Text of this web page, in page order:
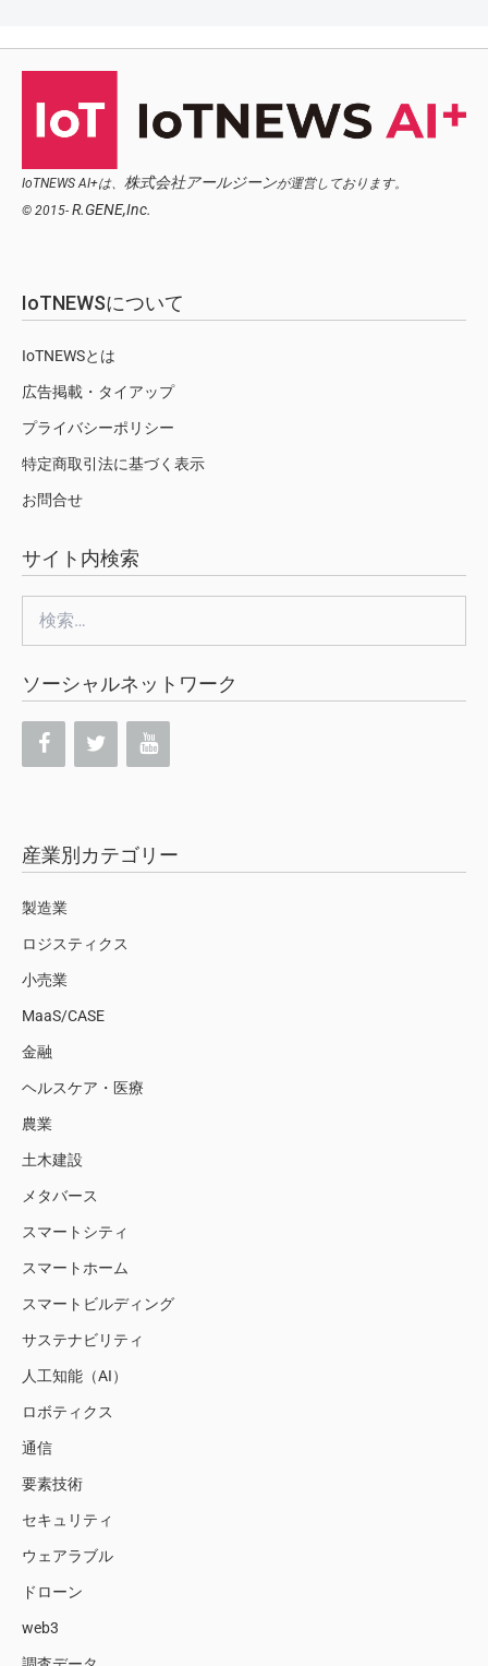
IoTNEWS AI+は、 株式会社アールジーンが運営しております。
© 2015- R.GENE,Inc.
IoTNEWSについて
IoTNEWSとは
広告掲載・タイアップ
プライバシーポリシー
特定商取引法に基づく表示
お問合せ
サイト内検索
索:
ソーシャルネットワーク
産業別カテゴリー
製造業
ロジスティクス
小売業
MaaS/CASE
金融
ヘルスケア・医療
農業
土木建設
メタバース
スマートシティ
スマートホーム
スマートビルディング
サステナビリティ
人工知能（AI）
ロボティクス
通信
要素技術
セキュリティ
ウェアラブル
ドローン
web3